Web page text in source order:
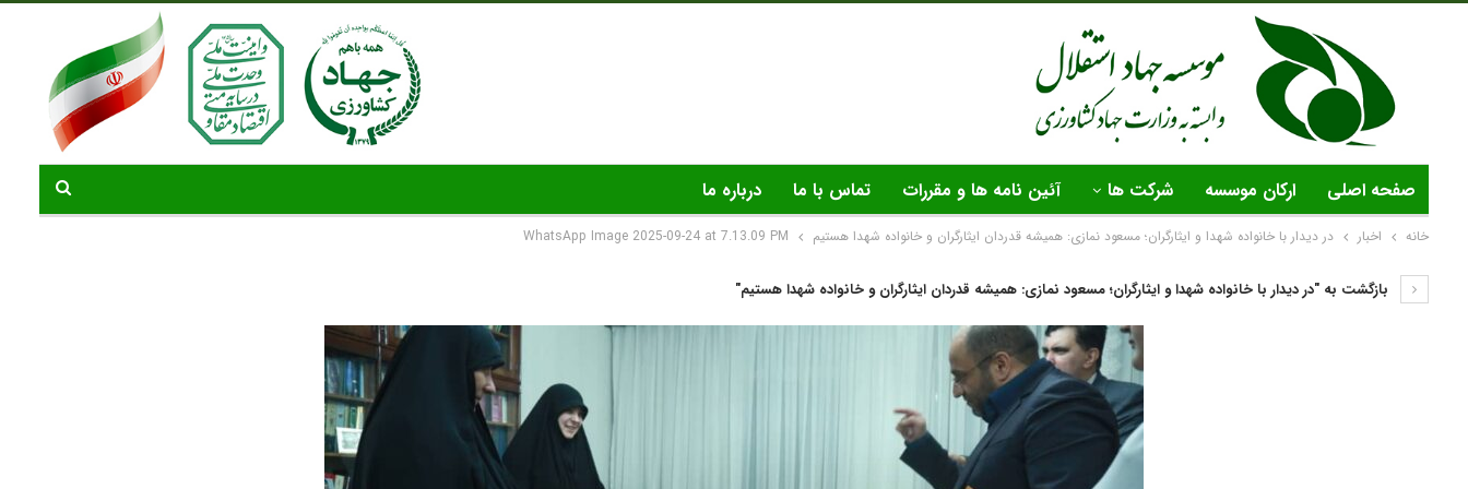
صفحه اصلی ارکان موسسه شرکت ها آئین نامه ها و مقررات تماس با ما درباره ما
خانه اخبار در دیدار با خانواده شهدا و ایثارگران؛ مسعود نمازی: همیشه قدردان ایثارگران و خانواده شهدا هستیم WhatsApp Image 2025-09-24 at 7.13.09 PM
بازگشت به "در دیدار با خانواده شهدا و ایثارگران؛ مسعود نمازی: همیشه قدردان ایثارگران و خانواده شهدا هستیم"